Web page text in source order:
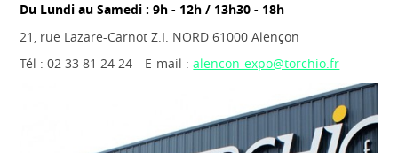
Du Lundi au Samedi : 9h - 12h / 13h30 - 18h
21, rue Lazare-Carnot Z.I. NORD 61000 Alençon
Tél : 02 33 81 24 24 - E-mail :alencon-expo@torchio.fr